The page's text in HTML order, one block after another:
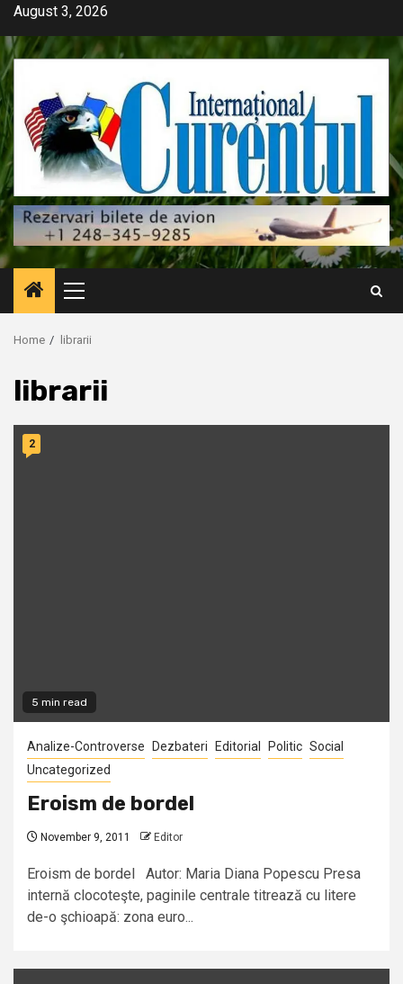
Skip
content
August 3, 2026
Primary
Menu
Home librarii
librarii
5 min read
2
Analize-Controverse Dezbateri Editorial Politic Social
Uncategorized
Eroism de bordel
November 9, 2011 Editor
Eroism de bordel Autor: Maria Diana Popescu Presa
internă clocoteşte, paginile centrale titrează cu litere
de-o şchioapă: zona euro...